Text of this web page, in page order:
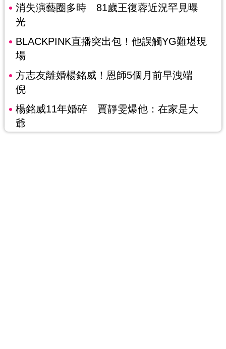
消失演藝圈多時 81歲王復蓉近況罕見曝
光
BLACKPINK直播突出包！他誤觸YG難堪現
場
方志友離婚楊銘威！恩師5個月前早洩端
倪
楊銘威11年婚碎 賈靜雯爆他：在家是大
爺